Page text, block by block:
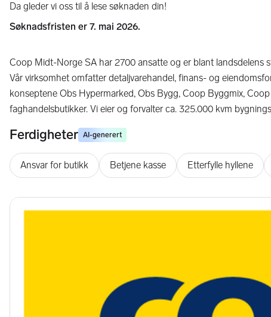
Da gleder vi oss til å lese søknaden din!
Søknadsfristen er 7. mai 2026.
Coop Midt-Norge SA har 2700 ansatte og er blant landsdelens
Vår virksomhet omfatter detaljvarehandel, finans- og
konseptene Obs Hypermarked, Obs Bygg, Coop Byggmix,
faghandelsbutikker. Vi eier og forvalter ca. 325.000 kvm
Ferdigheter AI-generert
Ansvar for butikk Betjene kasse Etterfylle hyllene